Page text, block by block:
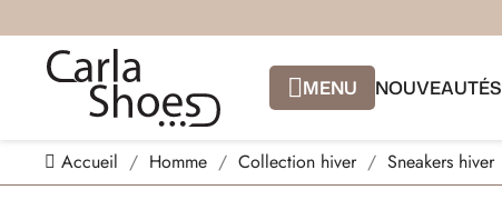
MENU NOUVEAUTÉS
Accueil Homme Collection hiver Sneakers hiver